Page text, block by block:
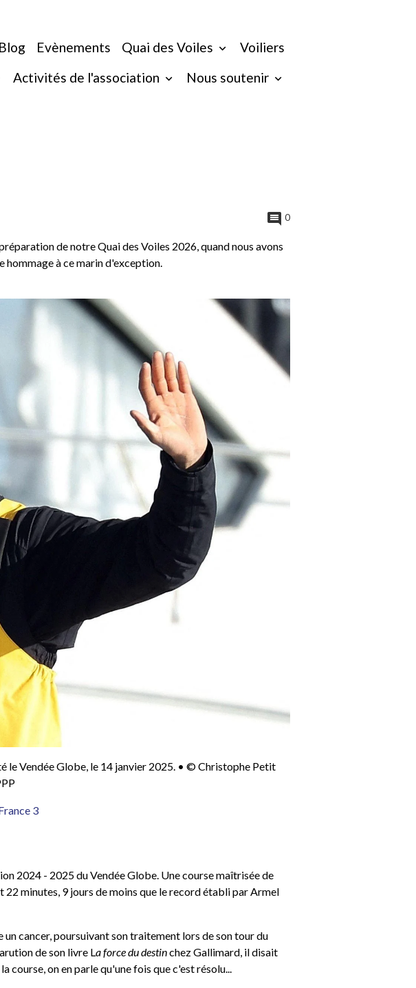
Blog Evènements Quai des Voiles
Voiliers
Activités de l'association Nous soutenir
0
de notre Quai des Voiles 2026, quand nous avons
hommage à ce marin d'exception.
le Vendée Globe, le 14 janvier 2025. • © Christophe Petit
3
2024 - 2025 du Vendée Globe. Une course maîtrisée de
22 minutes, 9 jours de moins que le record établi par Armel
cancer, poursuivant son traitement lors de son tour du
de son livre La force du destinchez Gallimard, il disait
course, on en parle qu'une fois que c'est résolu...